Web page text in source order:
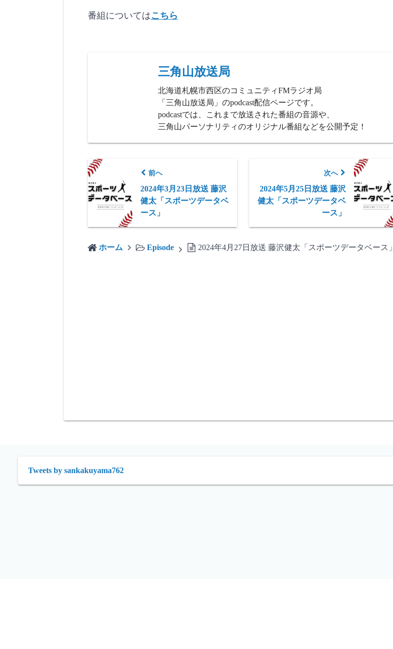
番組についてはこちら
三角山放送局
北海道札幌市西区のコミュニティFMラジオ局
「三角山放送局」のpodcast配信ページです。
podcastでは、これまで放送された番組の音源や、
三角山パーソナリティのオリジナル番組などを公開予定！
前へ
2024年3月23日放送 藤沢
健太「スポーツデータベ
ース」
次へ
2024年5月25日放送 藤沢
健太「スポーツデータベ
ース」
ホーム Episode 2024年4月27日放送 藤沢健太「スポーツデータベース」
Tweets by sankakuyama762